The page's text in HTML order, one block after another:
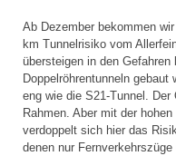
Ab Dezember bekommen
km Tunnelrisiko vom
übersteigen in den
Doppelröhrentunneln
eng wie die S21-Tunnel.
Rahmen. Aber mit der
verdoppelt sich hier das
denen nur